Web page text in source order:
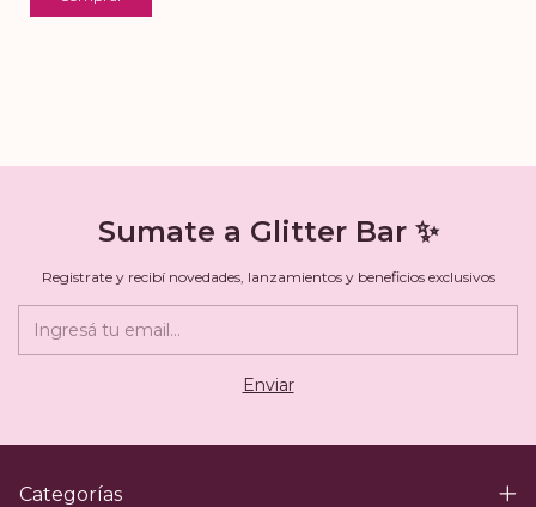
Sumate a Glitter Bar ✨
Registrate y recibí novedades, lanzamientos y beneficios exclusivos
Categorías